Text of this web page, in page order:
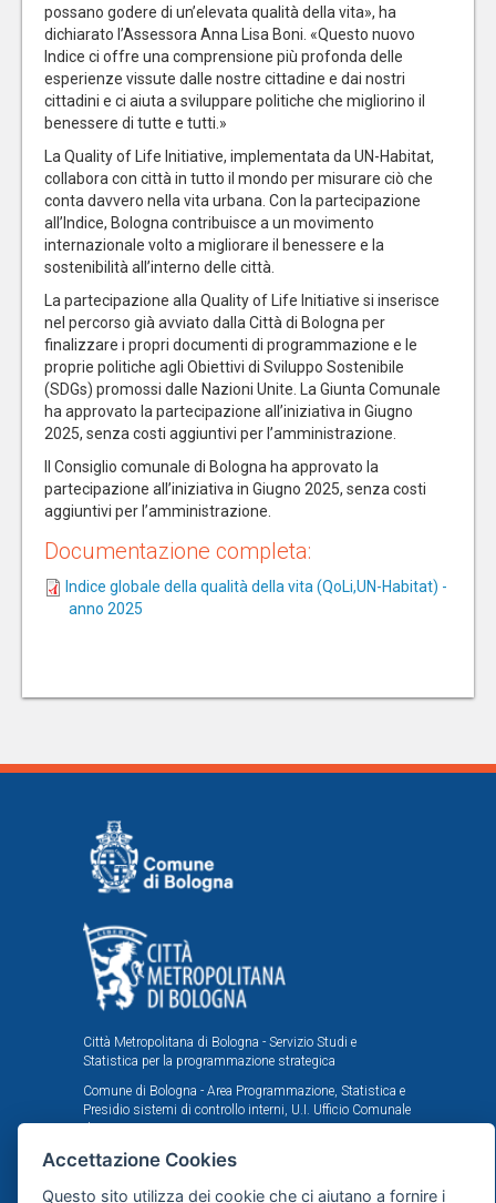
possano godere di un’elevata qualità della vita», ha
dichiarato l’Assessora Anna Lisa Boni. «Questo nuovo
Indice ci offre una comprensione più profonda delle
esperienze vissute dalle nostre cittadine e dai nostri
cittadini e ci aiuta a sviluppare politiche che migliorino il
benessere di tutte e tutti.»
La Quality of Life Initiative, implementata da UN-Habitat,
collabora con città in tutto il mondo per misurare ciò che
conta davvero nella vita urbana. Con la partecipazione
all’Indice, Bologna contribuisce a un movimento
internazionale volto a migliorare il benessere e la
sostenibilità all’interno delle città.
La partecipazione alla Quality of Life Initiative si inserisce
nel percorso già avviato dalla Città di Bologna per
finalizzare i propri documenti di programmazione e le
proprie politiche agli Obiettivi di Sviluppo Sostenibile
(SDGs) promossi dalle Nazioni Unite. La Giunta Comunale
ha approvato la partecipazione all’iniziativa in Giugno
2025, senza costi aggiuntivi per l’amministrazione.
Il Consiglio comunale di Bologna ha approvato la
partecipazione all’iniziativa in Giugno 2025, senza costi
aggiuntivi per l’amministrazione.
Documentazione completa:
Indice globale della qualità della vita (QoLi,UN-Habitat) -
anno 2025
Città Metropolitana di Bologna - Servizio Studi e
Statistica per la programmazione strategica
Comune di Bologna - Area Programmazione, Statistica e
Presidio sistemi di controllo interni, U.I. Ufficio Comunale
di Statistica
Il portale statistico metropolitano è stato realizzato
Metropolitana e Comune di Bologna in tema di statistica
Accettazione Cookies
Questo sito utilizza dei cookie che ci aiutano a fornire i